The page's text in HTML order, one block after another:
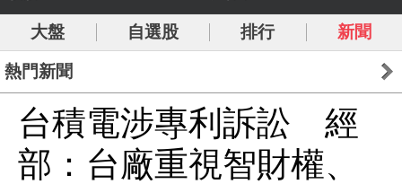
大盤 自選股 排行 新聞
熱門新聞
台積電涉專利訴訟 經
部：台廠重視智財權、